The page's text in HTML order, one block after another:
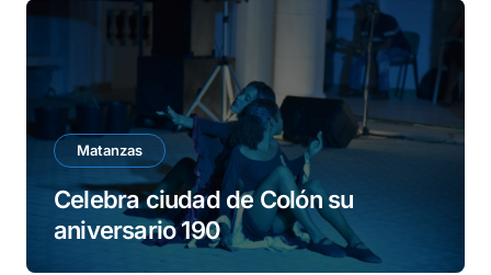
Matanzas
Celebra ciudad de Colón su
aniversario 190